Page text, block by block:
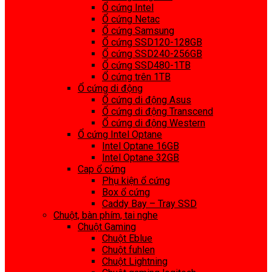
Ổ cứng Intel
Ổ cứng Netac
Ổ cứng Samsung
Ổ cứng SSD120-128GB
Ổ cứng SSD240-256GB
Ổ cứng SSD480-1TB
Ổ cứng trên 1TB
Ổ cứng di động
Ổ cứng di động Asus
Ổ cứng di động Transcend
Ổ cứng di động Western
Ổ cứng Intel Optane
Intel Optane 16GB
Intel Optane 32GB
Cap ổ cứng
Phụ kiện ổ cứng
Box ổ cứng
Caddy Bay – Tray SSD
Chuột, bàn phím, tai nghe
Chuột Gaming
Chuột Eblue
Chuột fuhlen
Chuột Lightning